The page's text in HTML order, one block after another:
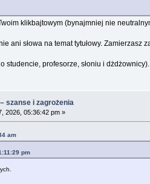
klikbajtowym (bynajmniej nie
ani słowa na temat tytułowy. Zamierzasz
studencie, profesorze, słoniu i dżdżownicy).
szanse i zagrożenia
2026, 05:36:42 pm »
am
pm